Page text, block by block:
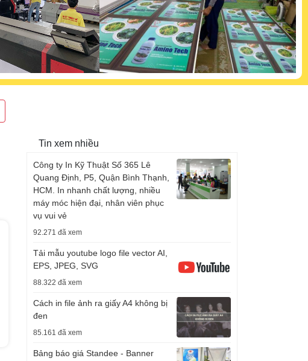
Tin xem nhiều
Công ty In Kỹ Thuật Số 365 Lê
Quang Định, P5, Quận Bình Thạnh,
HCM. In nhanh chất lượng, nhiều
máy móc hiện đại, nhân viên phục
vụ vui vẻ
92.271 đã xem
Tải mẫu youtube logo file vector AI,
EPS, JPEG, SVG
88.322 đã xem
Cách in file ảnh ra giấy A4 không bị
đen
85.161 đã xem
Bảng báo giá Standee - Banner